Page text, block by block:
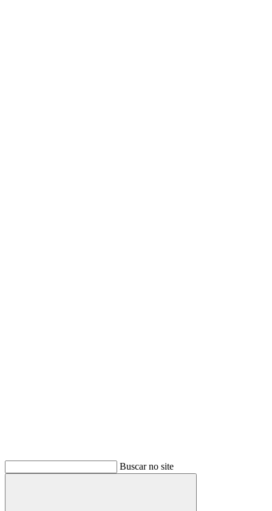
Buscar no site